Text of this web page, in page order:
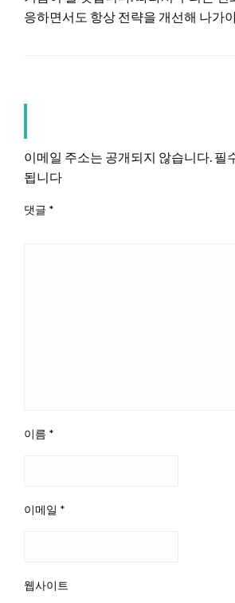
응하면서도 항상 전략을 개선해 나가
이메일 주소는 공개되지 않습니다. 필
됩니다
댓글 *
이름 *
이메일 *
웹사이트